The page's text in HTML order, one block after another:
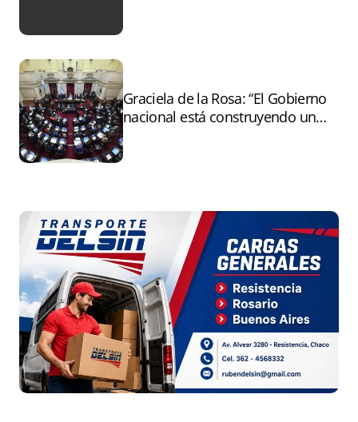
Graciela de la Rosa: “El Gobierno
nacional está construyendo un